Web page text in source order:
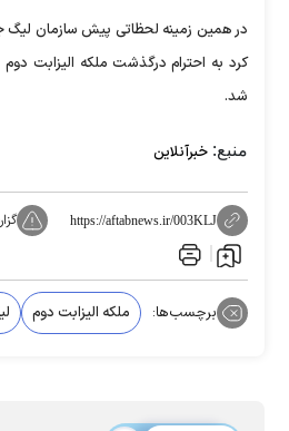
در همین زمینه لحظاتی پیش سازمان لیگ
کرد به احترام درگذشت ملکه الیزابت
شد.
منبع: خبرآنلاین
https://aftabnews.ir/003KLJ
برچسب‌ها: ملکه الیزابت دوم